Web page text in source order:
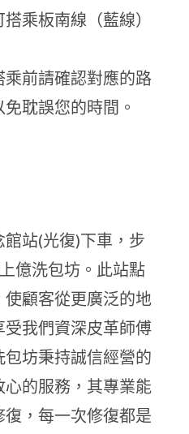
搭乘板南線（藍線）
乘前請確認對應的路
耽誤您的時間。
站(光復)下車，步
億洗包坊。此站點
使顧客從更廣泛的地
我們資深皮革師傅
坊秉持誠信經營的
的服務，其專業能
，每一次修復都是